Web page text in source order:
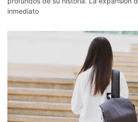
inmediato